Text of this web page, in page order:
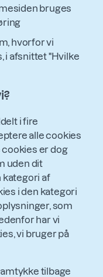
bruges
hvorfor vi
i afsnittet "Hvilke
i fire
alle cookies
cookies er dog
uden dit
kategori af
i den kategori
som
har vi
vi bruger på
tilbage